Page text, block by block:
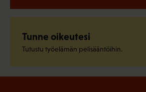
Tunne oikeutesi
Tutustu työelämän pelisääntöihin.